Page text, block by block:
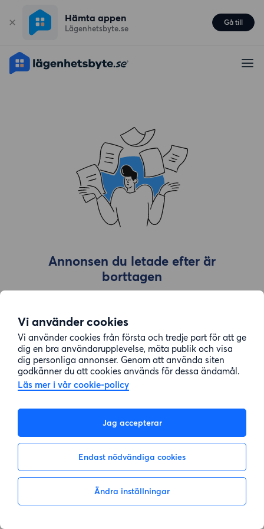
Vi använder cookies
Vi använder cookies från första och tredje part för att ge
dig en bra användarupplevelse, mäta publik och visa
dig personliga annonser. Genom att använda siten
godkänner du att cookies används för dessa ändamål.
Läs mer i vår cookie-policy
Jag accepterar
Endast nödvändiga cookies
Ändra inställningar
Hämta appen
Lägenhetsbyte.se
Gå till
Annonsen du letade efter är
borttagen
Gå till sök